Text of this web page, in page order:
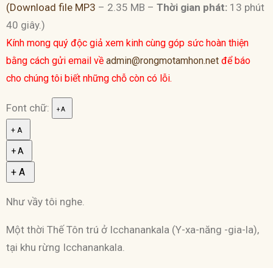
(Download file MP3 – 2.35 MB – Thời gian phát: 13 phút
40 giây.)
Kính mong quý độc giả xem kinh cùng góp sức hoàn thiện
bằng cách gửi email về admin@rongmotamhon.net để báo
cho chúng tôi biết những chỗ còn có lỗi.
Font chữ: + A
+ A
+ A
+ A
Như vầy tôi nghe.
Một thời Thế Tôn trú ở Icchanankala (Y-xa-năng -gia-la),
tại khu rừng Icchanankala.